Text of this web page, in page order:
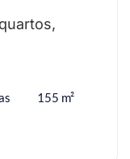
155 m²